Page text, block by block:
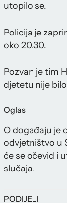
utopilo se.
Policija je
oko 20.30.
Pozvan je tim
djetetu nije
Oglas
O događaju je
odvjetništvo u
će se očevid i
slučaja.
PODIJELI